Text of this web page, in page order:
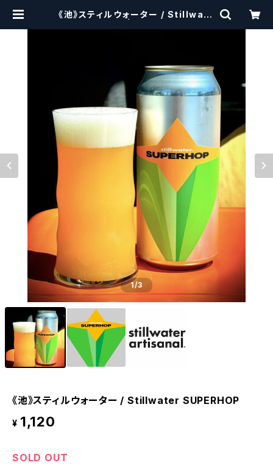
《池》スティルウォーター / Stillwate
1/3
《池》スティルウォーター / Stillwater SUPERHOP
¥ 1,120
SOLD OUT